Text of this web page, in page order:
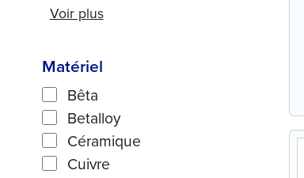
Voir plus
Matériel
Bêta
Betalloy
Céramique
Cuivre